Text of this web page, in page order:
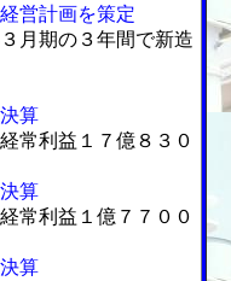
営計画を策定
月期の３年間で新造
算
常利益１７億８３０
算
常利益１億７７００
算